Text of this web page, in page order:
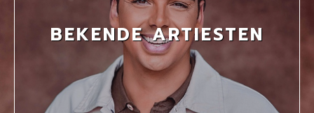
BEKENDE ARTIESTEN